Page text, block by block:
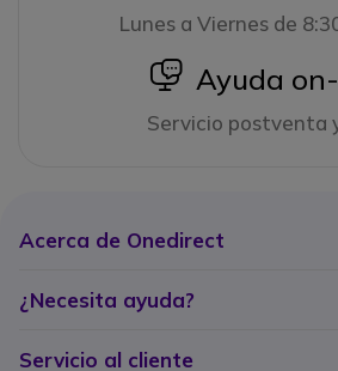
Lunes a Viernes de
icon
Ayuda
Servicio postventa
Acerca de Onedirect
¿Necesita ayuda?
Servicio al cliente